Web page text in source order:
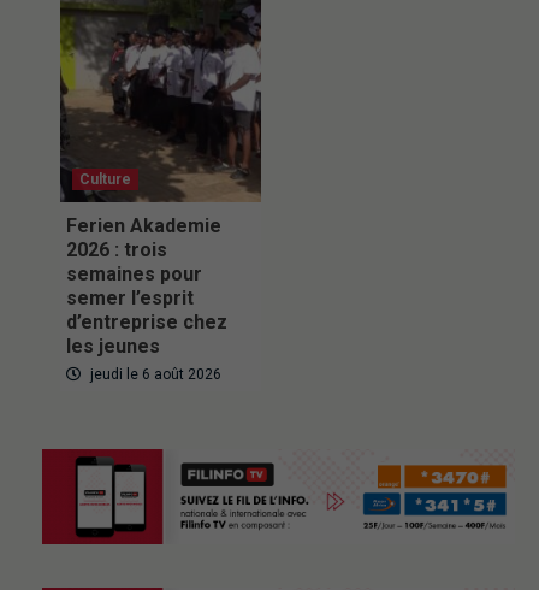
Culture
Ferien Akademie
2026 : trois
semaines pour
semer l’esprit
d’entreprise chez
les jeunes
jeudi le 6 août 2026